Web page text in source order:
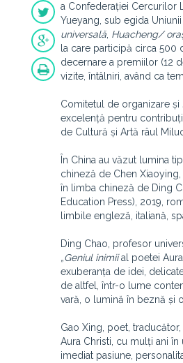
a Confederației Cercurilor
Yueyang, sub egida
universală Huacheng/
la care participă circa
decernare a premiilor (12
vizite, întâlniri, având ca
Comitetul de organizare
excelență pentru
de Cultură și Artă râul
În China au văzut lumina
chineză de Chen
în limba chineză de Ding
Education Press), 2019,
limbile engleză, italiană,
Ding Chao, profesor
„Geniul inimiial poetei
exuberanța de idei,
de altfel, într-o lume
vară, o lumină în beznă și
Gao Xing, poet,
Aura Christi, cu mulți ani
imediat pasiune,